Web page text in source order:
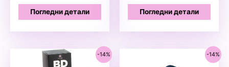
was:
1399 ден.
is:
Погледни детали
was:
1490 ден.
is:
Погледни детали
-14% -14%